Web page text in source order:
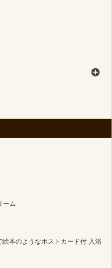
ーム
本のようなポストカード付 入浴